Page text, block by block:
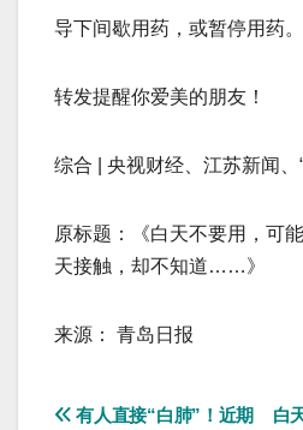
导下间歇用药，或暂停用药。
转发提醒你爱美的朋友！
综合 | 央视财经、江苏新闻、
原标题：《白天不要用，可
天接触，却不知道……》
来源： 青岛日报
白
有人直接“白肺”！近期